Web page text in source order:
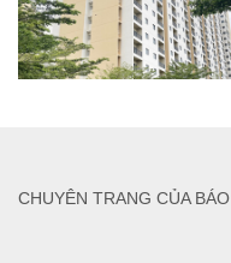
CHUYÊN TRANG CỦA BÁO